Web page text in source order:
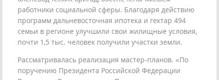
работники социальной сферы. Благодаря действию
программ дальневосточная ипотека и гектар 494
семьи в регионе улучшили свои жилищные условия,
почти 1,5 тыс. человек получили участки земли.
Рассматривалась реализация мастер-планов. «По
поручению Президента Российской Федерации